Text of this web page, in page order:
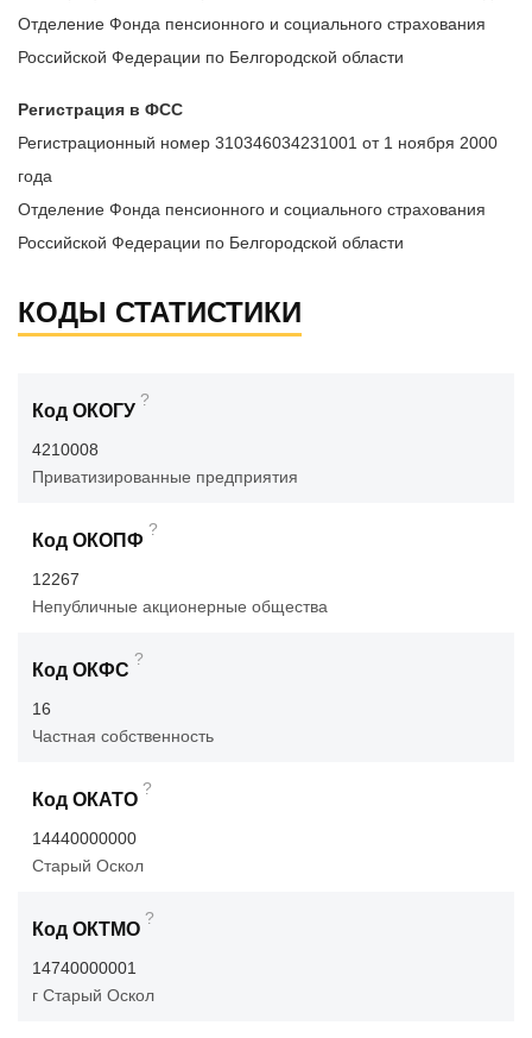
Отделение Фонда пенсионного и социального страхования
Российской Федерации по Белгородской области
Регистрация в ФСС
Регистрационный номер 310346034231001 от 1 ноября 2000
года
Отделение Фонда пенсионного и социального страхования
Российской Федерации по Белгородской области
КОДЫ СТАТИСТИКИ
Код ОКОГУ
?
4210008
Приватизированные предприятия
Код ОКОПФ
?
12267
Непубличные акционерные общества
Код ОКФС
?
16
Частная собственность
Код ОКАТО
?
14440000000
Старый Оскол
Код ОКТМО
?
14740000001
г Старый Оскол